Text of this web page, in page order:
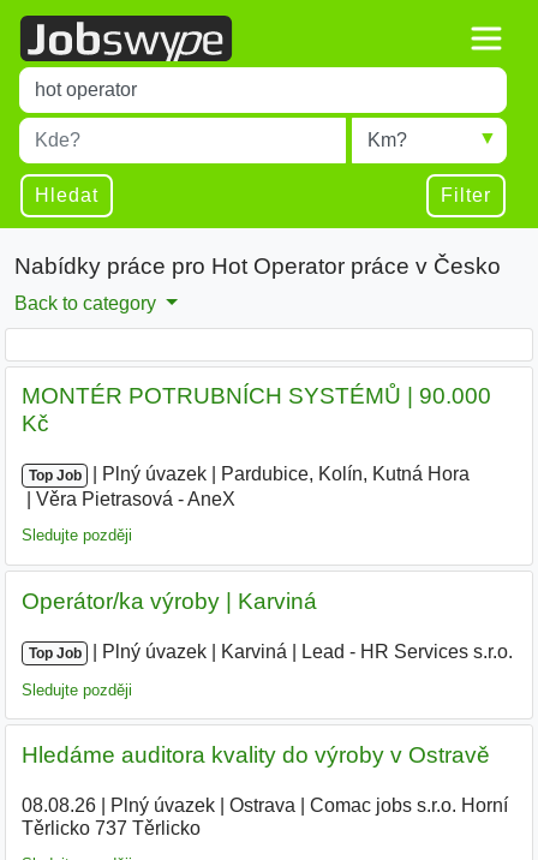
Title
Type 1 or more characters for results.
Místo
Type 1 or more characters for results.
Radius
Hledat Filter
Nabídky práce pro Hot Operator práce v Česko
Back to category
MONTÉR POTRUBNÍCH SYSTÉMŮ | 90.000
Kč
Top Job Plný úvazek Pardubice, Kolín, Kutná Hora
Věra Pietrasová - AneX
Sledujte později
Operátor/ka výroby | Karviná
Top Job Plný úvazek Karviná Lead - HR Services s.r.o.
Sledujte později
Hledáme auditora kvality do výroby v Ostravě
08.08.26| Plný úvazek| Ostrava
Comac jobs s.r.o. Horní
Těrlicko 737 Těrlicko